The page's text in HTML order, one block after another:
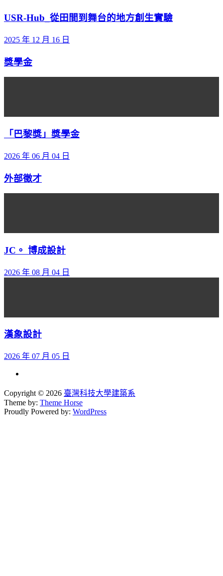
USR-Hub_從田間到舞台的地方創生實驗
2025 年 12 月 16 日
獎學金
「巴黎獎」獎學金
2026 年 06 月 04 日
外部徵才
JC。 博成設計
2026 年 08 月 04 日
漢象設計
2026 年 07 月 05 日
Copyright © 2026 臺灣科技大學建築系
Theme by: Theme Horse
Proudly Powered by: WordPress